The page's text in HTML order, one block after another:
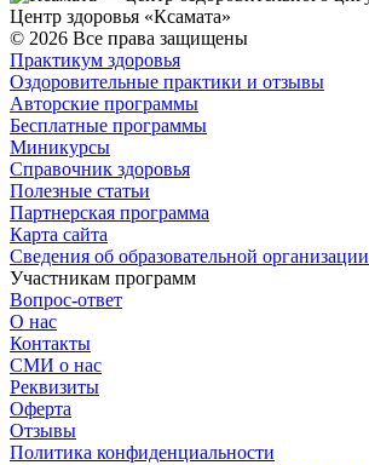
Центр здоровья «Ксамата»
© 2026 Все права защищены
Практикум здоровья
Оздоровительные практики и отзывы
Авторские программы
Бесплатные программы
Миникурсы
Справочник здоровья
Полезные статьи
Партнерская программа
Карта сайта
Сведения об образовательной организации
Участникам программ
Вопрос-ответ
О нас
Контакты
СМИ о нас
Реквизиты
Оферта
Отзывы
Политика конфиденциальности